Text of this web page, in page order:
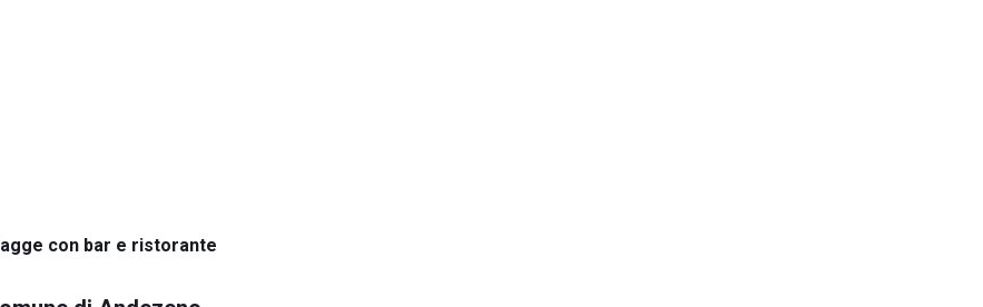
con bar e ristorante